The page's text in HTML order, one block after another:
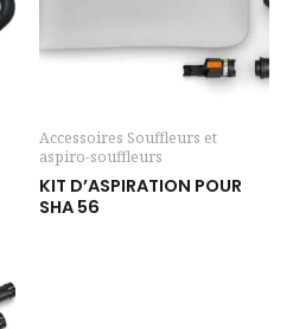
Accessoires Souffleurs et
aspiro-souffleurs
KIT D’ASPIRATION POUR
SHA 56